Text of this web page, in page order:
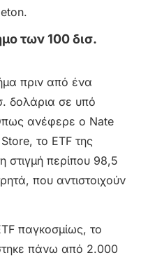
των 100 δισ.
πριν από ένα
δολάρια σε υπό
ανέφερε ο Nate
το ETF της
στιγμή περίπου 98,5
που αντιστοιχούν
παγκοσμίως, το
πάνω από 2.000